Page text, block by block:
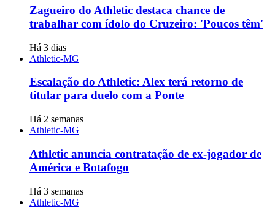
Zagueiro do Athletic destaca chance de
trabalhar com ídolo do Cruzeiro: 'Poucos têm'
Há 3 dias
Athletic-MG
Escalação do Athletic: Alex terá retorno de
titular para duelo com a Ponte
Há 2 semanas
Athletic-MG
Athletic anuncia contratação de ex-jogador de
América e Botafogo
Há 3 semanas
Athletic-MG